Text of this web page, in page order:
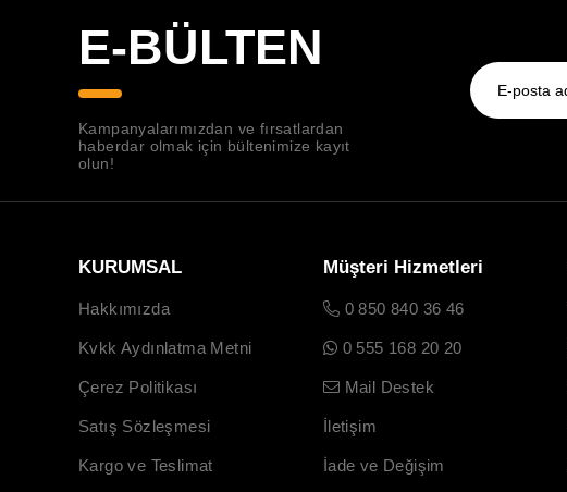
E-BÜLTEN
Kampanyalarımızdan ve fırsatlardan
haberdar olmak için bültenimize kayıt
olun!
KURUMSAL
Hakkımızda
Kvkk Aydınlatma Metni
Çerez Politikası
Satış Sözleşmesi
Kargo ve Teslimat
Müşteri Hizmetleri
0 850 840 36 46
0 555 168 20 20
Mail Destek
İletişim
İade ve Değişim